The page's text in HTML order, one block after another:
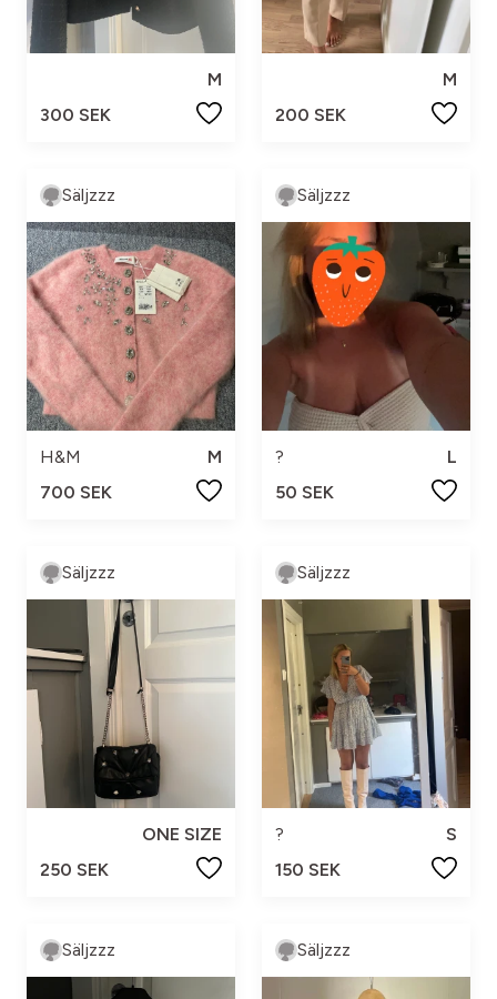
M
300 SEK
M
200 SEK
Säljzzz
H&M
M
700 SEK
Säljzzz
?
L
50 SEK
Säljzzz
ONE SIZE
250 SEK
Säljzzz
?
S
150 SEK
Säljzzz Säljzzz